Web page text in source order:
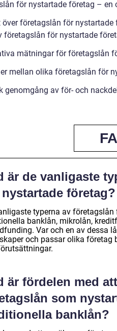
för nystartade företag – en
över företagslån för nystartade
företagslån för nystartade
mätningar för företagslån
mellan olika företagslån för
genomgång av för- och
är de vanligaste
företag?
typerna av
banklån, mikrolån,
Var och en av dessa
och passar olika företag
är fördelen med
som
banklån?